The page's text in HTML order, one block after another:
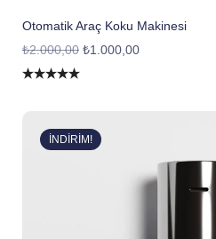
Otomatik Araç Koku Makinesi
₺2.000,00 ₺1.000,00
İNDIRIM!